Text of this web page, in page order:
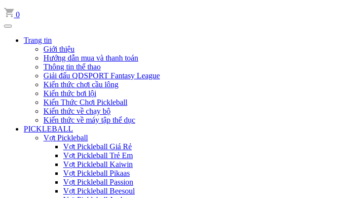
0
Trang tin
Giới thiệu
Hướng dẫn mua và thanh toán
Thông tin thể thao
Giải đấu QDSPORT Fantasy League
Kiến thức chơi cầu lông
Kiến thức bơi lội
Kiến Thức Chơi Pickleball
Kiến thức về chạy bộ
Kiến thức về máy tập thể dục
PICKLEBALL
Vợt Pickleball
Vợt Pickleball Giá Rẻ
Vợt Pickleball Trẻ Em
Vợt Pickleball Kaiwin
Vợt Pickleball Pikaas
Vợt Pickleball Passion
Vợt Pickleball Beesoul